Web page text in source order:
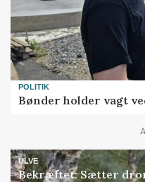
POLITIK
Bønder holder vagt
ULVE
Bekræftet: Sætter